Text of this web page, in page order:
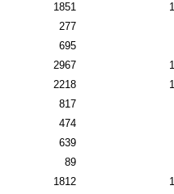
1851
277
695
2967
2218
817
474
639
89
1812